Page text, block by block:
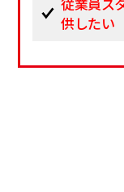
供したい